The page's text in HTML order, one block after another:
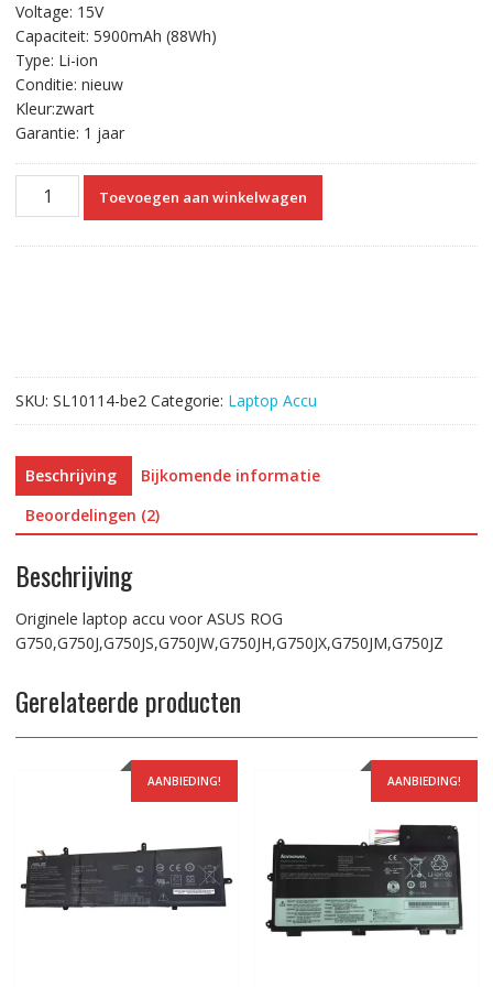
was:
€89.18.€50.50.
Voltage: 15V
Capaciteit: 5900mAh (88Wh)
Type: Li-ion
Conditie: nieuw
Kleur:zwart
Garantie: 1 jaar
Originele
Toevoegen aan winkelwagen
SKU: SL10114-be2 Categorie: Laptop Accu
Beschrijving
Bijkomende informatie
Beoordelingen (2)
Beschrijving
Originele laptop accu voor ASUS ROG
G750,G750J,G750JS,G750JW,G750JH,G750JX,G750JM,G750JZ
Gerelateerde producten
AANBIEDING! AANBIEDING!